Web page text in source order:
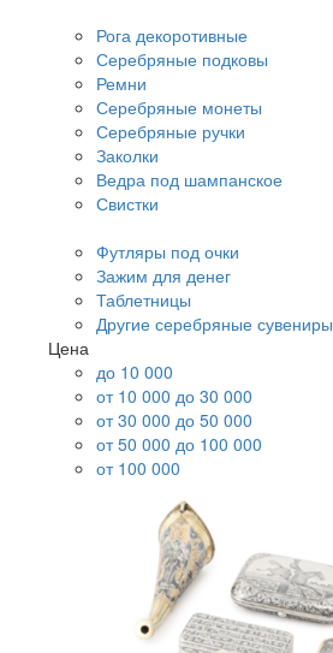
Рога декоротивные
Серебряные подковы
Ремни
Серебряные монеты
Серебряные ручки
Заколки
Ведра под шампанское
Свистки
Футляры под очки
Зажим для денег
Таблетницы
Другие серебряные сувениры
Цена
до 10 000
от 10 000 до 30 000
от 30 000 до 50 000
от 50 000 до 100 000
от 100 000